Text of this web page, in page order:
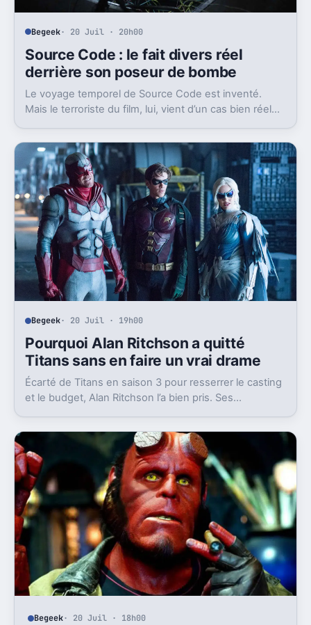
Begeek· 20 Juil · 20h00
Source Code : le fait divers réel
derrière son poseur de bombe
Le voyage temporel de Source Code est inventé.
Mais le terroriste du film, lui, vient d’un cas bien réel
Begeek· 20 Juil · 19h00
Pourquoi Alan Ritchson a quitté
Titans sans en faire un vrai drame
Écarté de Titans en saison 3 pour resserrer le casting
et le budget, Alan Ritchson l’a bien pris. Ses
Begeek· 20 Juil · 18h00